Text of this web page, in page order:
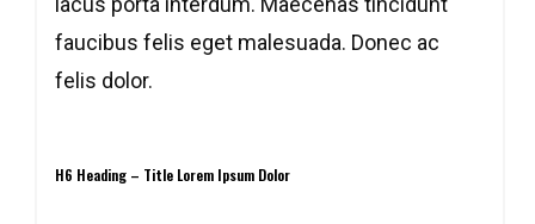
faucibus felis eget malesuada. Donec ac
felis dolor.
H6 Heading – Title Lorem Ipsum Dolor